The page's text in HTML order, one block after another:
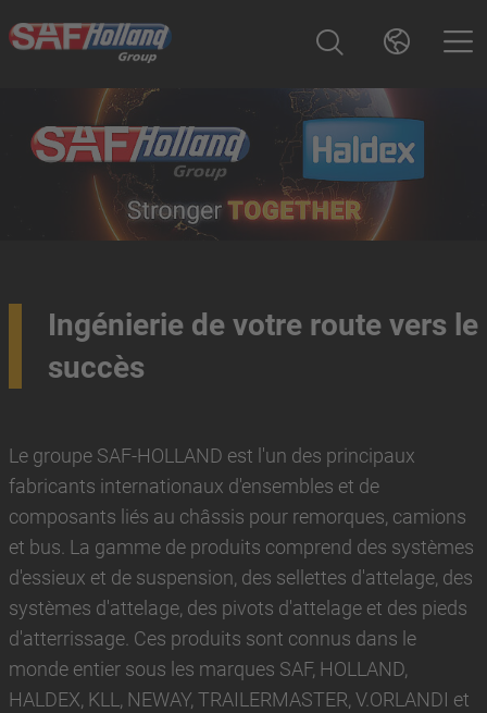
Ingénierie de votre route vers le
succès
Le groupe SAF-HOLLAND est l'un des principaux
fabricants internationaux d'ensembles et de
composants liés au châssis pour remorques, camions
et bus. La gamme de produits comprend des systèmes
d'essieux et de suspension, des sellettes d'attelage, des
systèmes d'attelage, des pivots d'attelage et des pieds
d'atterrissage. Ces produits sont connus dans le
monde entier sous les marques SAF, HOLLAND,
HALDEX, KLL, NEWAY, TRAILERMASTER, V.ORLANDI et